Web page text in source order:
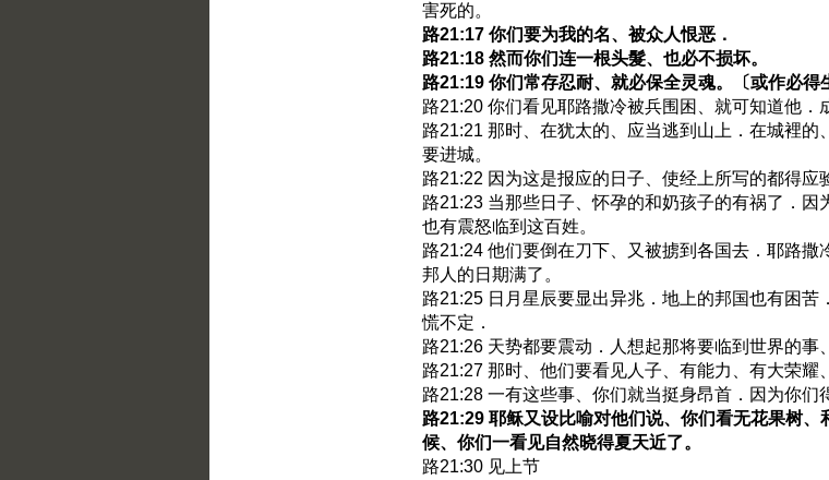
害死的。
路21:17 你们要为我的名、被众人恨恶．
路21:18 然而你们连一根头髮、也必不损坏。
路21:19 你们常存忍耐、就必保全灵魂。〔或作必得
路21:20 你们看见耶路撒冷被兵围困、就可知道他．
路21:21 那时、在犹太的、应当逃到山上．在城裡的
要进城。
路21:22 因为这是报应的日子、使经上所写的都得应
路21:23 当那些日子、怀孕的和奶孩子的有祸了．因
也有震怒临到这百姓。
路21:24 他们要倒在刀下、又被掳到各国去．耶路撒
邦人的日期满了。
路21:25 日月星辰要显出异兆．地上的邦国也有困苦
慌不定．
路21:26 天势都要震动．人想起那将要临到世界的事
路21:27 那时、他们要看见人子、有能力、有大荣耀
路21:28 一有这些事、你们就当挺身昂首．因为你们
路21:29 耶稣又设比喻对他们说、你们看无花果树、
候、你们一看见自然晓得夏天近了。
路21:30 见上节